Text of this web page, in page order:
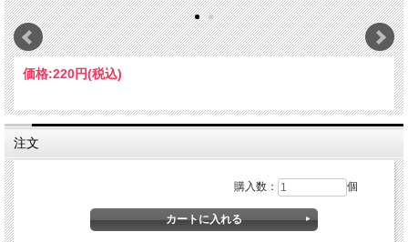
価格:220円(税込)
注文
購入数： 個